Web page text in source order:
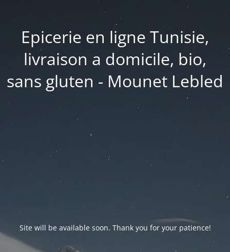
Epicerie en ligne Tunisie,
livraison a domicile, bio,
sans gluten - Mounet Lebled
Site will be available soon. Thank you for your patience!